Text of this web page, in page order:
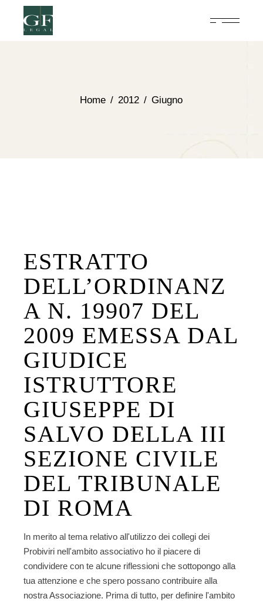
Home 2012 Giugno
ESTRATTO
DELL’ORDINANZ
A N. 19907 DEL
2009 EMESSA DAL
GIUDICE
ISTRUTTORE
GIUSEPPE DI
SALVO DELLA III
SEZIONE CIVILE
DEL TRIBUNALE
DI ROMA
In merito al tema relativo all'utilizzo dei collegi dei
Probiviri nell'ambito associativo ho il piacere di
condividere con te alcune riflessioni che sottopongo alla
tua attenzione e che spero possano contribuire alla
nostra Associazione. Prima di tutto, per definire l'ambito